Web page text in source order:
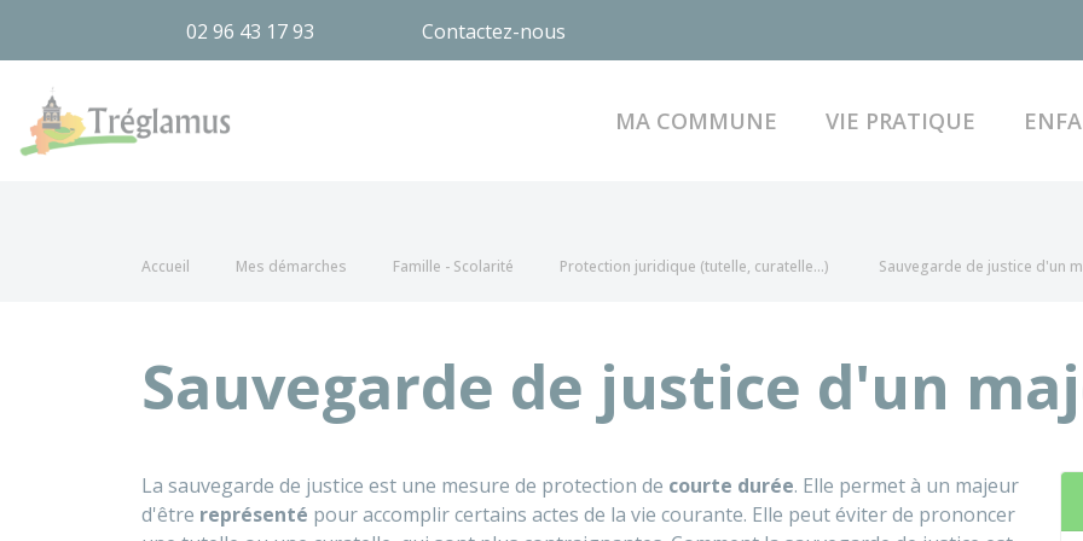
02 96 43 17 93 Contactez-nous
MA COMMUNE VIE PRATIQUE
Accueil Mes démarches Famille - Scolarité Protection juridique (tutelle, curatelle...) Sauvegarde de justice d'un
Sauvegarde de justice d'un
La sauvegarde de justice est une mesure de protection de courte durée. Elle permet à un majeur
d'être représenté pour accomplir certains actes de la vie courante. Elle peut éviter de prononcer